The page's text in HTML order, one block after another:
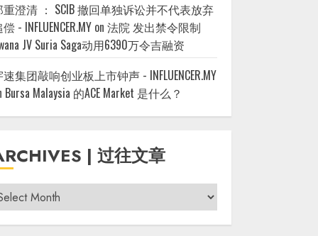
重澄清 ： SCIB 撤回单独诉讼并不代表放弃
- INFLUENCER.MY on法院 发出禁令限制
JV Suria Saga动用6390万令吉融资
集团敲响创业板上市钟声 - INFLUENCER.MY
Bursa Malaysia 的ACE Market 是什么？
| 过往文章